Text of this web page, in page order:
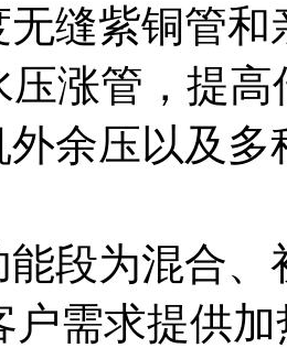
无缝紫铜管
压涨管，提
外余压以及
能段为混合
户需求提供